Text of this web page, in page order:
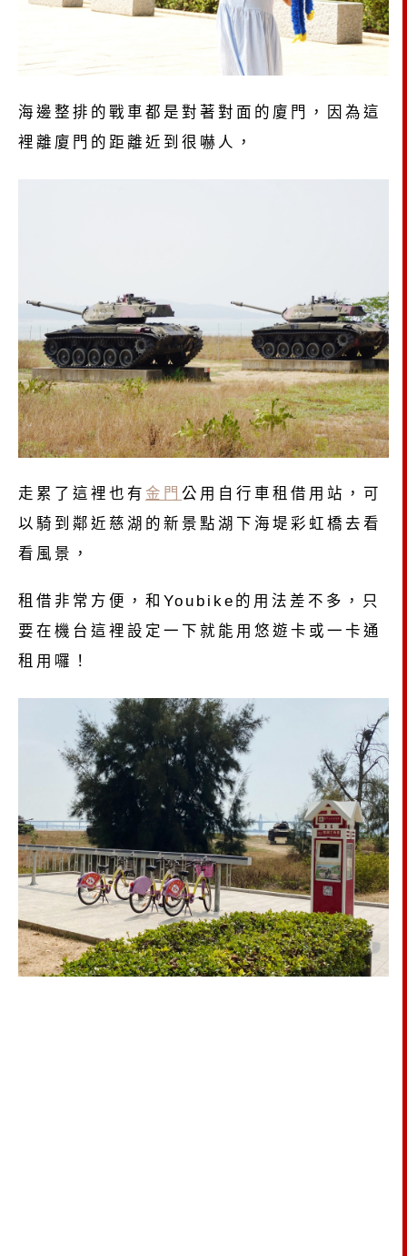
海邊整排的戰車都是對著對面的廈門，因為這
裡離廈門的距離近到很嚇人，
走累了這裡也有 金門 公用自行車租借用站，可
以騎到鄰近慈湖的新景點湖下海堤彩虹橋去看
看風景，
租借非常方便，和Youbike的用法差不多，只
要在機台這裡設定一下就能用悠遊卡或一卡通
租用囉！